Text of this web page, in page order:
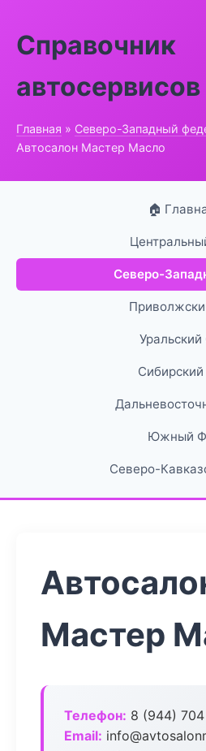
Справочник
Главная » Северо-Западный
Автосалон Мастер Масло
🏠
Северо-
Южный
Северо-
Мастер
Телефон: 8 (944)
Email: